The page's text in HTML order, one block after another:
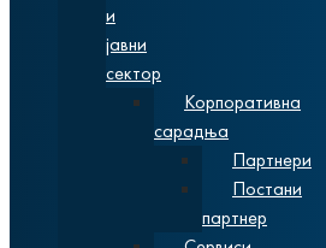
и
јавни
сектор
Корпоративна
сарадња
Партнери
Постани
партнер